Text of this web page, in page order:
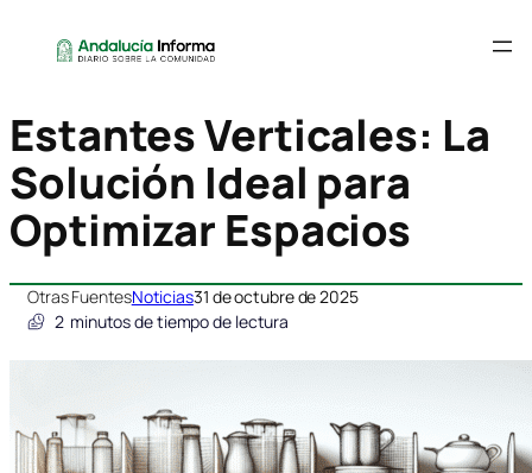
Estantes Verticales: La
Solución Ideal para
Optimizar Espacios
Otras FuentesNoticias31 de octubre de 2025
2 minutos de tiempo de lectura